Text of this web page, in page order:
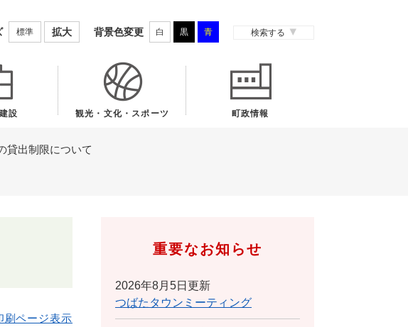
標準 拡大 背景色変更 白 黒 青 検索する
設 観光・文化・スポーツ 町政情報
貸出制限について
刷ページ表示
重要なお知らせ
2026年8月5日更新
つばたタウンミーティング